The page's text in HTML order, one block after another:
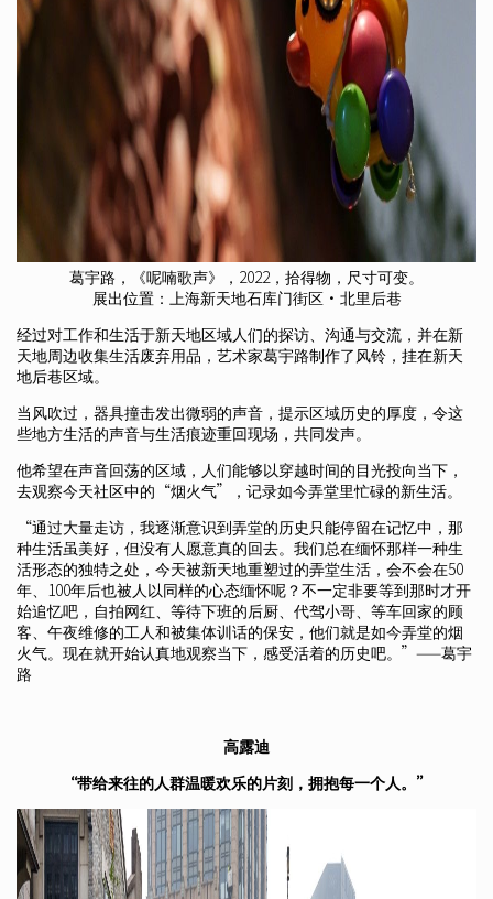
葛宇路，《呢喃歌声》，2022，拾得物，尺寸可变。
展出位置：上海新天地石库门街区·北里后巷
经过对工作和生活于新天地区域人们的探访、沟通与交流，并在新
天地周边收集生活废弃用品，艺术家葛宇路制作了风铃，挂在新天
地后巷区域。
当风吹过，器具撞击发出微弱的声音，提示区域历史的厚度，令这
些地方生活的声音与生活痕迹重回现场，共同发声。
他希望在声音回荡的区域，人们能够以穿越时间的目光投向当下，
去观察今天社区中的“烟火气”，记录如今弄堂里忙碌的新生活。
“通过大量走访，我逐渐意识到弄堂的历史只能停留在记忆中，那
种生活虽美好，但没有人愿意真的回去。我们总在缅怀那样一种生
活形态的独特之处，今天被新天地重塑过的弄堂生活，会不会在50
年、100年后也被人以同样的心态缅怀呢？不一定非要等到那时才开
始追忆吧，自拍网红、等待下班的后厨、代驾小哥、等车回家的顾
客、午夜维修的工人和被集体训话的保安，他们就是如今弄堂的烟
火气。现在就开始认真地观察当下，感受活着的历史吧。”——葛宇
路
高露迪
“带给来往的人群温暖欢乐的片刻，拥抱每一个人。”